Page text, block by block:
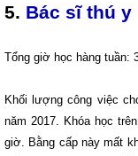
5. Bác sĩ thú y
Tổng giờ học hàng tuần:
Khối lượng công việc
năm 2017. Khóa học
giờ. Bằng cấp này mất